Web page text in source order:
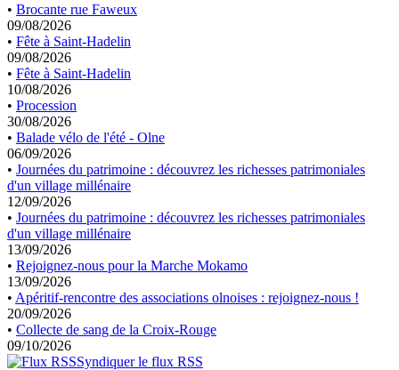
• Brocante rue Faweux
09/08/2026
• Fête à Saint-Hadelin
09/08/2026
• Fête à Saint-Hadelin
10/08/2026
• Procession
30/08/2026
• Balade vélo de l'été - Olne
06/09/2026
• Journées du patrimoine : découvrez les richesses patrimoniales
d'un village millénaire
12/09/2026
• Journées du patrimoine : découvrez les richesses patrimoniales
d'un village millénaire
13/09/2026
• Rejoignez-nous pour la Marche Mokamo
13/09/2026
• Apéritif-rencontre des associations olnoises : rejoignez-nous !
20/09/2026
• Collecte de sang de la Croix-Rouge
09/10/2026
Syndiquer le flux RSS